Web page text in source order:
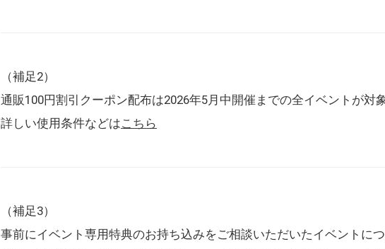
（補足2）
通販100円割引クーポン配布は2026年5月中開催までの全イベントが対
詳しい使用条件などはこちら
（補足3）
事前にイベント専用特典のお持ち込みをご相談いただいたイベントに